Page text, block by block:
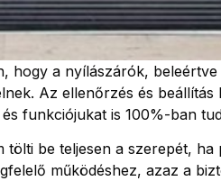
hogy a nyílászárók,
Az ellenőrzés és
funkciójukat is 100%-ban
tölti be teljesen a szerepét,
működéshez, azaz a